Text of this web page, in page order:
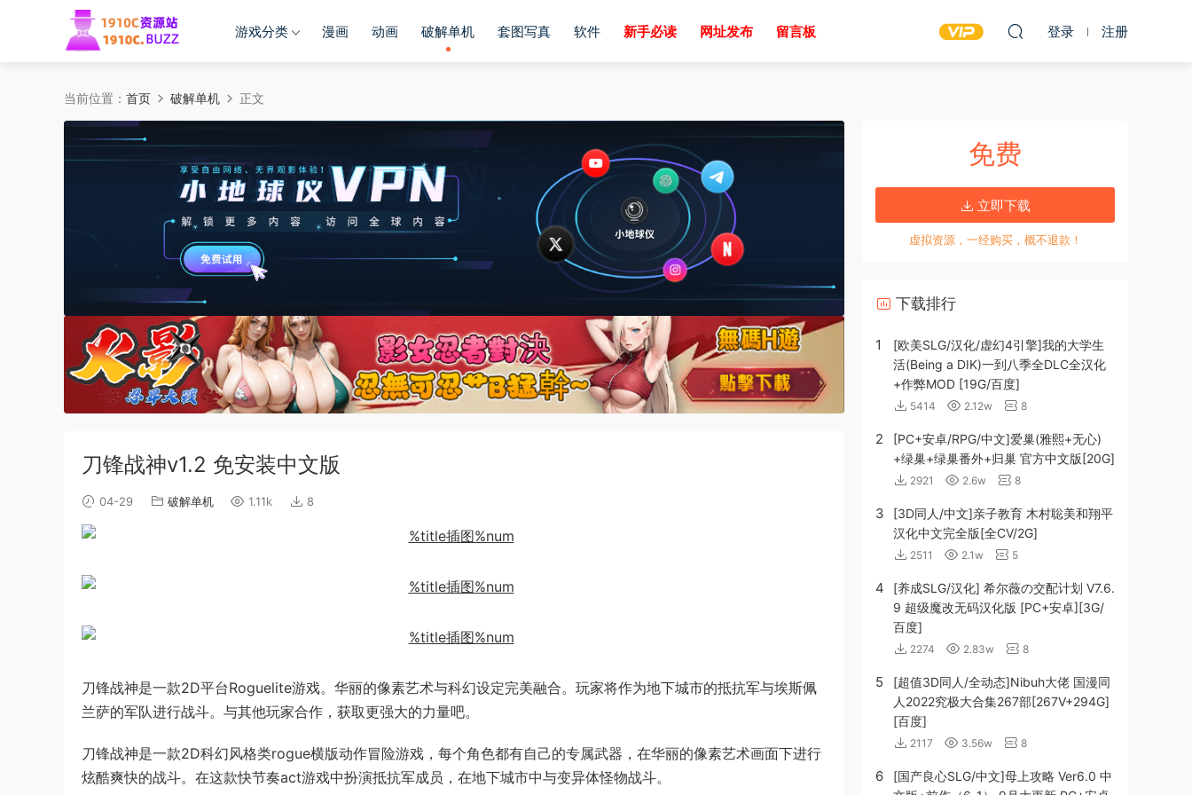
游戏分类 漫画 动画 破解单机 套图写真 软件 新手必读 网址发布 留言板 登录 注册
当前位置： 首页 破解单机 正文
刀锋战神v1.2 免安装中文版
04-29 破解单机 1.11k 8
刀锋战神是一款2D平台Roguelite游戏。华丽的像素艺术与科幻设定完美融合。玩家将作为地下城市的抵抗军与埃斯佩
兰萨的军队进行战斗。与其他玩家合作，获取更强大的力量吧。
刀锋战神是一款2D科幻风格类rogue横版动作冒险游戏，每个角色都有自己的专属武器，在华丽的像素艺术画面下进行
炫酷爽快的战斗。在这款快节奏act游戏中扮演抵抗军成员，在地下城市中与变异体怪物战斗。
免费
立即下载
虚拟资源，一经购买，概不退款！
下载排行
1
[欧美SLG/汉化/虚幻4引擎]我的大学生
活(Being a DIK)一到八季全DLC全汉化
+作弊MOD [19G/百度]
5414 2.12w 8
2
[PC+安卓/RPG/中文]爱巢(雅熙+无心)
+绿巢+绿巢番外+归巢 官方中文版[20G]
2921 2.6w 8
3
[3D同人/中文]亲子教育 木村聡美和翔平
汉化中文完全版[全CV/2G]
2511 2.1w 5
4
[养成SLG/汉化] 希尔薇の交配计划 V7.6.
9 超级魔改无码汉化版 [PC+安卓][3G/
百度]
2274 2.83w 8
5
[超值3D同人/全动态]Nibuh大佬 国漫同
人2022究极大合集267部[267V+294G]
[百度]
2117 3.56w 8
6
[国产良心SLG/中文]母上攻略 Ver6.0 中